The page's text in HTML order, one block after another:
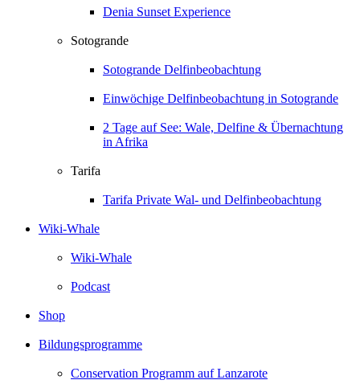
Denia Sunset Experience
Sotogrande
Sotogrande Delfinbeobachtung
Einwöchige Delfinbeobachtung in Sotogrande
2 Tage auf See: Wale, Delfine & Übernachtung
in Afrika
Tarifa
Tarifa Private Wal- und Delfinbeobachtung
Wiki-Whale
Wiki-Whale
Podcast
Shop
Bildungsprogramme
Conservation Programm auf Lanzarote